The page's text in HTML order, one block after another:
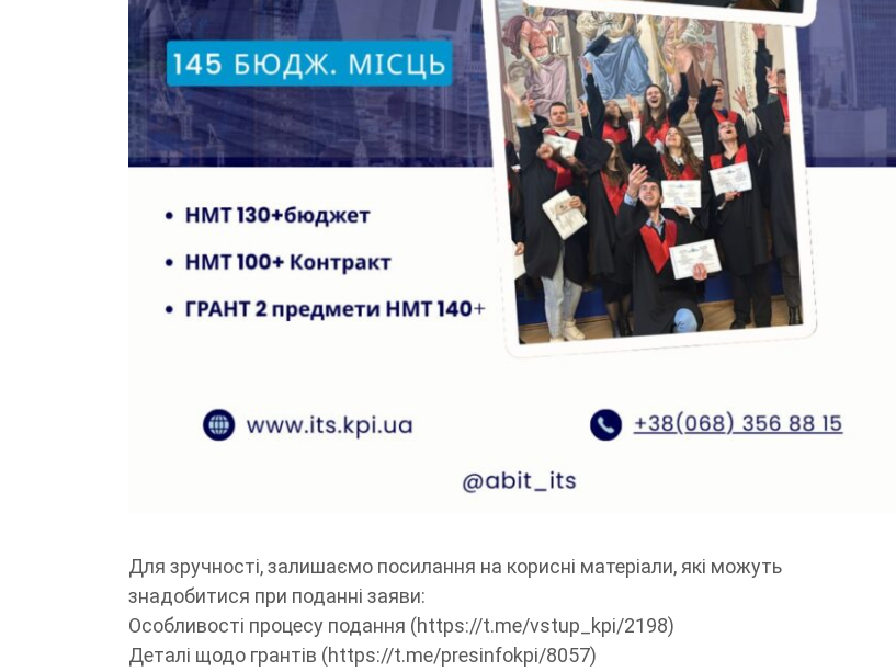
Для зручності, залишаємо посилання на корисні матеріали, які можуть
знадобитися при поданні заяви:
Особливості процесу подання (https://t.me/vstup_kpi/2198)
Деталі щодо грантів (https://t.me/presinfokpi/8057)